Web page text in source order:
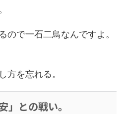
ので一石二鳥なんですよ。
方を忘れる。
」との戦い。